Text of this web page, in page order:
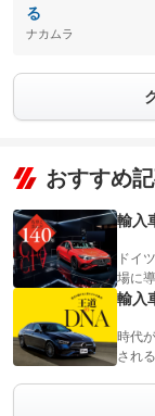
る
ナカムラ
おすすめ
輸入
ドイ
場に
輸入
時代
され